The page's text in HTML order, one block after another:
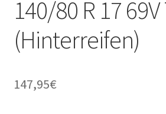
140/80 R 17 69V
(Hinterreifen)
147,95€